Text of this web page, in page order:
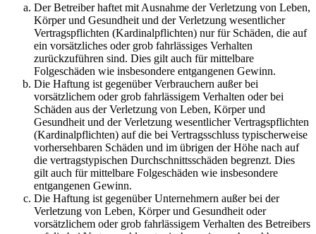
Der Betreiber haftet mit Ausnahme der Verletzung von Leben,
Körper und Gesundheit und der Verletzung wesentlicher
Vertragspflichten (Kardinalpflichten) nur für Schäden, die auf
ein vorsätzliches oder grob fahrlässiges Verhalten
zurückzuführen sind. Dies gilt auch für mittelbare
Folgeschäden wie insbesondere entgangenen Gewinn.
Die Haftung ist gegenüber Verbrauchern außer bei
vorsätzlichem oder grob fahrlässigem Verhalten oder bei
Schäden aus der Verletzung von Leben, Körper und
Gesundheit und der Verletzung wesentlicher Vertragspflichten
(Kardinalpflichten) auf die bei Vertragsschluss typischerweise
vorhersehbaren Schäden und im übrigen der Höhe nach auf
die vertragstypischen Durchschnittsschäden begrenzt. Dies
gilt auch für mittelbare Folgeschäden wie insbesondere
entgangenen Gewinn.
Die Haftung ist gegenüber Unternehmern außer bei der
Verletzung von Leben, Körper und Gesundheit oder
vorsätzlichem oder grob fahrlässigem Verhalten des Betreibers